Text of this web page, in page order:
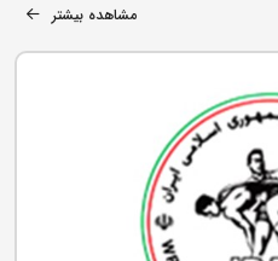
مشاهده بیشتر